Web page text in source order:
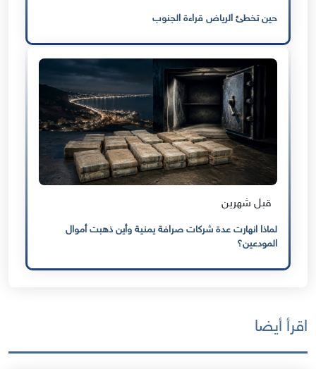
حين تخطئ الرياض قراءة الجنوب
قبل شهرين
لماذا انهارت عدة شركات صرافة يمنية وأين ذهبت أموال
المودعين؟
اقرأ أيضا